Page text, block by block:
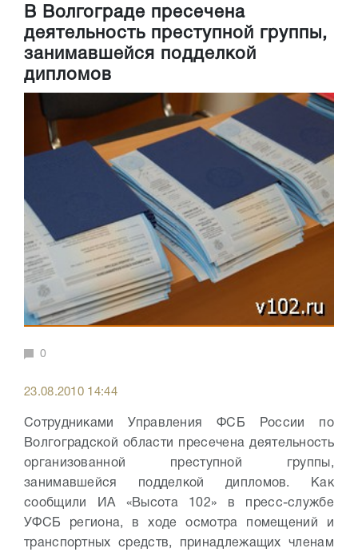
В Волгограде пресечена
деятельность преступной группы,
занимавшейся подделкой
дипломов
0
23.08.2010 14:44
Сотрудниками Управления ФСБ России по
Волгоградской области пресечена деятельность
организованной преступной группы,
занимавшейся подделкой дипломов. Как
сообщили ИА «Высота 102» в пресс-службе
УФСБ региона, в ходе осмотра помещений и
транспортных средств, принадлежащих членам